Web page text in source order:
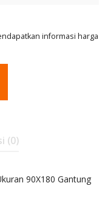
informasi harga
(0)
90X180 Gantung